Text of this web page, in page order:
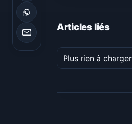
Articles liés
Plus rien à charger